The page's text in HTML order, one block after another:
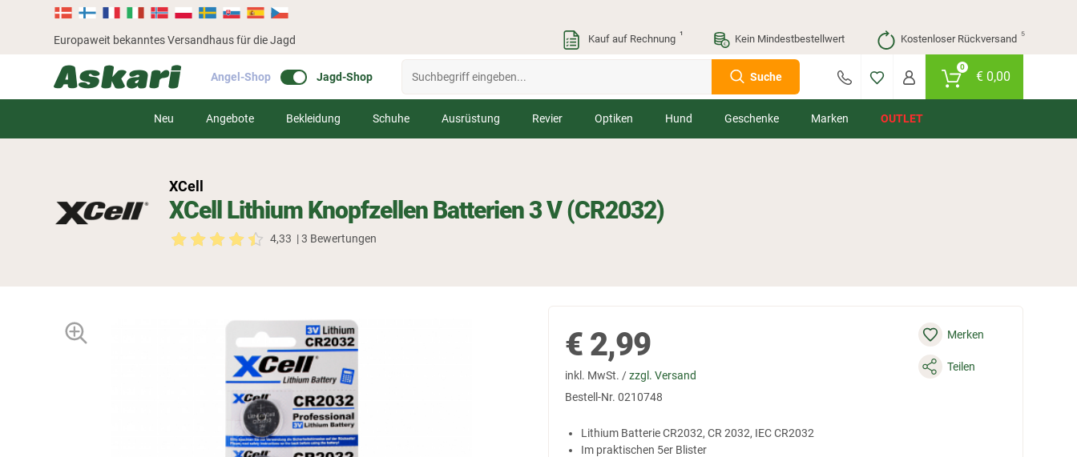
Europaweit bekanntes Versandhaus für die Jagd Kauf auf Rechnung ¹ Kein Mindestbestellwert Kostenloser Rückversand ⁵
Angel-Shop Jagd-Shop Suche
0
€0,00
Neu Angebote Bekleidung Schuhe Ausrüstung Revier Optiken Hund Geschenke Marken OUTLET
XCell Lithium Knopfzellen Batterien 3 V (CR2032)
XCell
4,33 | 3 Bewertungen
€ 2,99
inkl. MwSt. /zzgl. Versand
Bestell-Nr. 0210748
Merken
Teilen
Lithium Batterie CR2032, CR 2032, IEC CR2032
Im praktischen 5er Blister